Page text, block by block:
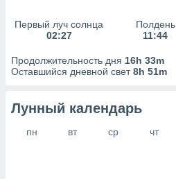
наших 1199
Первый луч солнца
02:27
Полдень
11:44
Продолжительность дня 16h 33m
Оставшийся дневной свет8h 51m
Лунный календарь
пн вт ср чт